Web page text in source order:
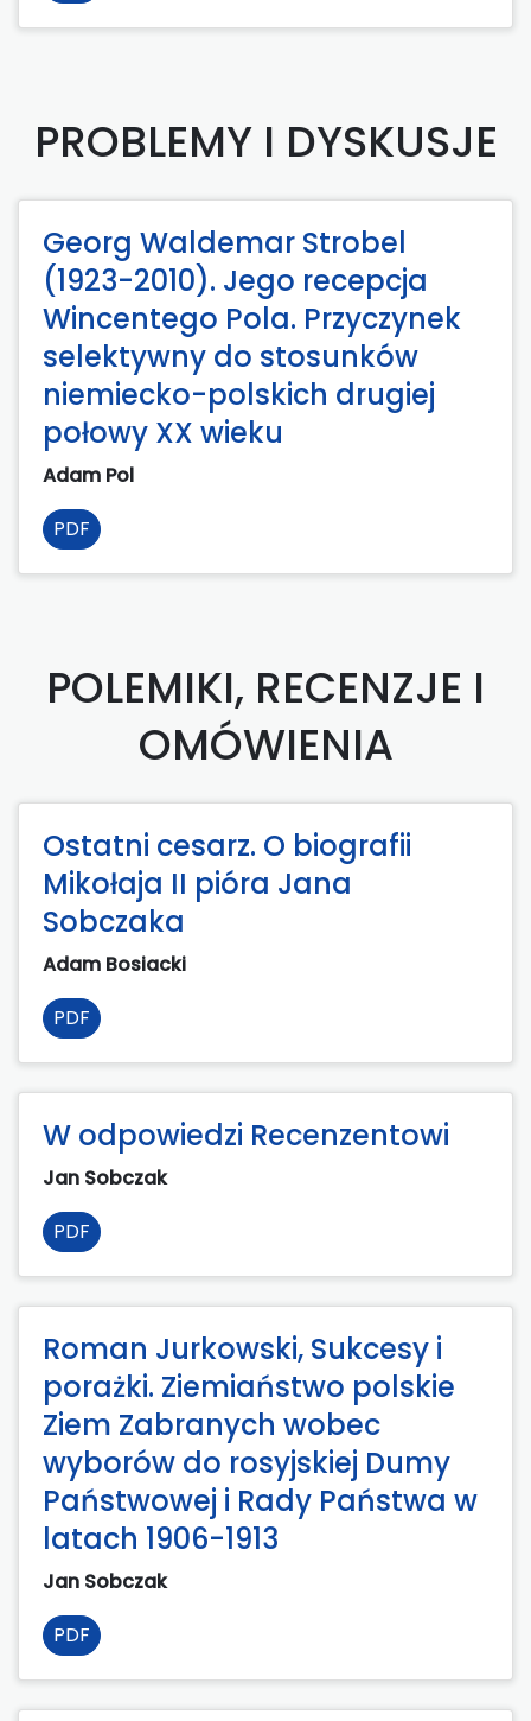
PROBLEMY I DYSKUSJE
Georg Waldemar Strobel
(1923-2010). Jego recepcja
Wincentego Pola. Przyczynek
selektywny do stosunków
niemiecko-polskich drugiej
połowy XX wieku
Adam Pol
PDF
POLEMIKI, RECENZJE I
OMÓWIENIA
Ostatni cesarz. O biografii
Mikołaja II pióra Jana
Sobczaka
Adam Bosiacki
PDF
W odpowiedzi Recenzentowi
Jan Sobczak
PDF
Roman Jurkowski, Sukcesy i
porażki. Ziemiaństwo polskie
Ziem Zabranych wobec
wyborów do rosyjskiej Dumy
Państwowej i Rady Państwa w
latach 1906-1913
Jan Sobczak
PDF